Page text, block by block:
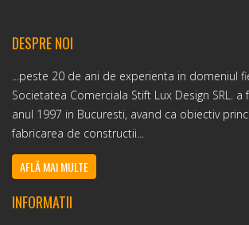
DESPRE NOI
...peste 20 de ani de experienta in domeniul
Societatea Comerciala Stift Lux Design SRL.
anul 1997 in Bucuresti, avand ca obiectiv
fabricarea de constructii...
AFLĂ MAI MULTE
INFORMATII